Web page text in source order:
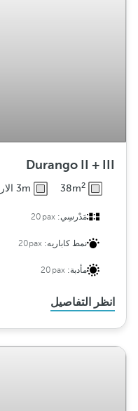
Durango II + III
38m2 3m الارتفاع
مَدْرسِي:20pax
نمط كاباريه: 20pax
مأدبة:20pax
انظر التفاصيل